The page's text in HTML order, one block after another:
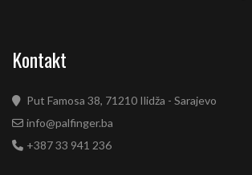
Kontakt
Put Famosa 38, 71210 Ilidža - Sarajevo
info@palfinger.ba
+387 33 941 236